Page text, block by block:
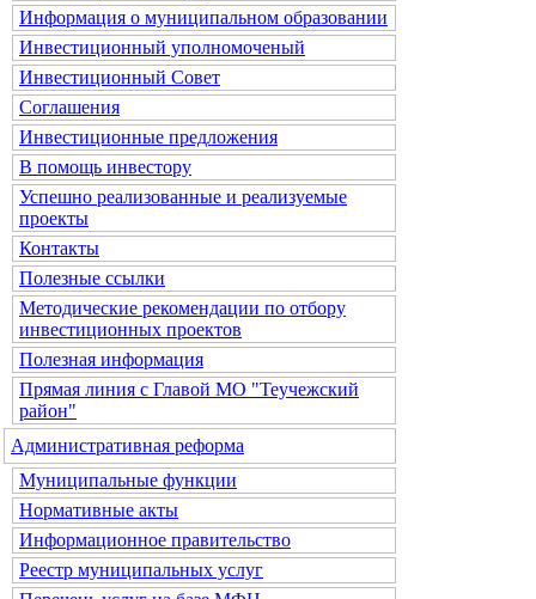
Информация о муниципальном образовании
Инвестиционный уполномоченый
Инвестиционный Совет
Соглашения
Инвестиционные предложения
В помощь инвестору
Успешно реализованные и реализуемые
проекты
Контакты
Полезные ссылки
Методические рекомендации по отбору
инвестиционных проектов
Полезная информация
Прямая линия с Главой МО "Теучежский
район"
Административная реформа
Муниципальные функции
Нормативные акты
Информационное правительство
Реестр муниципальных услуг